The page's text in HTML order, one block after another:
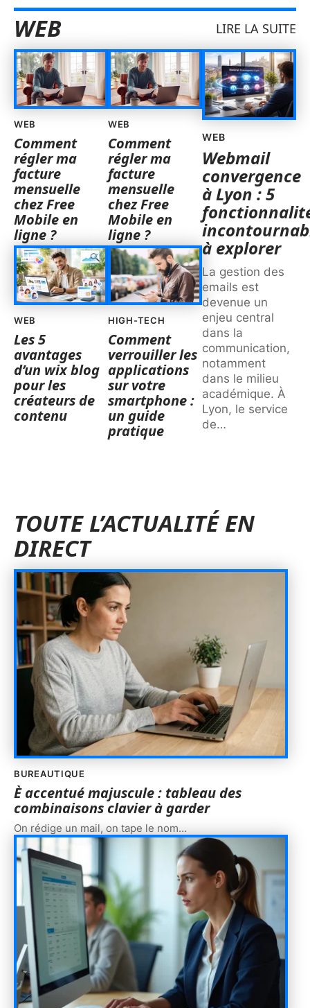
WEB LIRE LA SUITE
WEB
Comment
régler ma
facture
mensuelle
chez Free
Mobile en
ligne ?
WEB
Les 5
avantages
d’un wix blog
pour les
créateurs de
contenu
WEB
Comment
régler ma
facture
mensuelle
chez Free
Mobile en
ligne ?
HIGH-TECH
Comment
verrouiller les
applications
sur votre
smartphone :
un guide
pratique
WEB
Webmail
convergence
à Lyon : 5
à explorer
La gestion des
emails est
devenue un
enjeu central
dans la
communication,
notamment
dans le milieu
académique. À
Lyon, le service
de…
TOUTE L’ACTUALITÉ EN
DIRECT
BUREAUTIQUE
È accentué majuscule : tableau des
combinaisons clavier à garder
On rédige un mail, on tape le nom…